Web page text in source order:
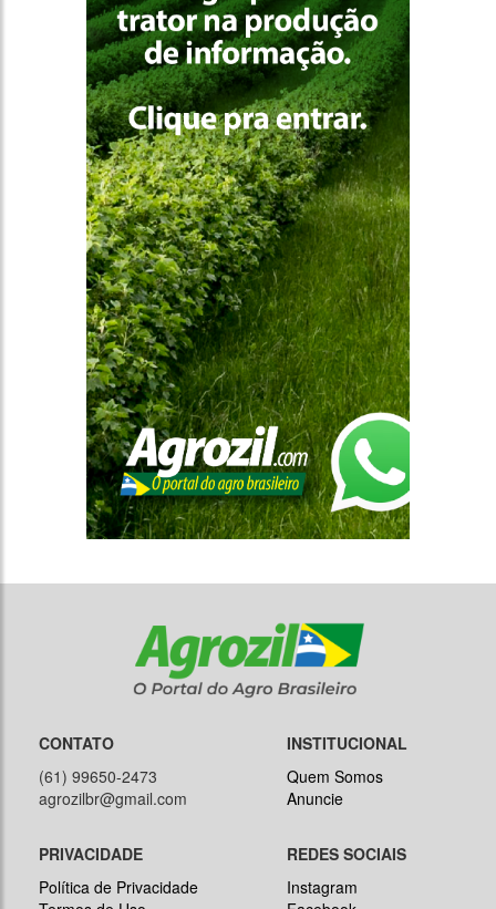
CONTATO
(61) 99650-2473
agrozilbr@gmail.com
INSTITUCIONAL
Quem Somos
Anuncie
PRIVACIDADE
Política de Privacidade
REDES SOCIAIS
Instagram